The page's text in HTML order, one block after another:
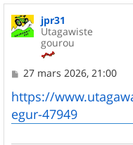
jpr31
Utagawiste
gourou
M
s
s
a
g
27 mars 2026, 21:00
https://
egur-47949